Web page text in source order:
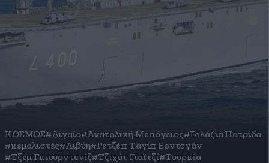
ΚΟΣΜΟΣ#Αιγαίο#Ανατολική Μεσόγειος#Γαλάζια Πατρίδα
#κεμαλιστές#Λιβύη#Ρετζέπ Ταγίπ Ερντογάν
#Τζεμ Γκιουρντενίζ#Τζιχάτ Γιαϊτζί#Τουρκία